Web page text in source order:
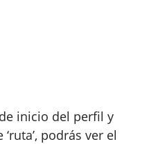
inicio del perfil y
podrás ver el